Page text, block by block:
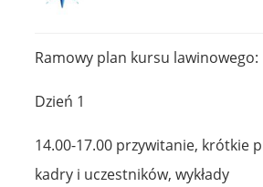
Ramowy plan kursu lawinowego:
Dzień 1
14.00-17.00 przywitanie, krótkie
kadry i uczestników, wykłady